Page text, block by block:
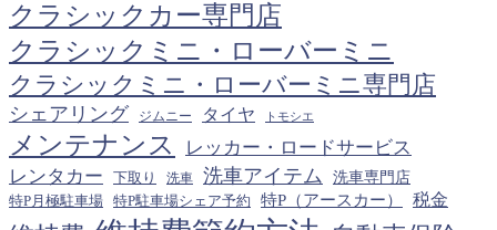
クラシックカー専門店
クラシックミニ・ローバーミニ
クラシックミニ・ローバーミニ専門店
シェアリング ジムニー タイヤ トモシエ
メンテナンス
レッカー・ロードサービス
レンタカー
下取り 洗車 洗車アイテム
洗車専門店
特P月極駐車場
特P駐車場シェア予約 特P（アースカー） 税金